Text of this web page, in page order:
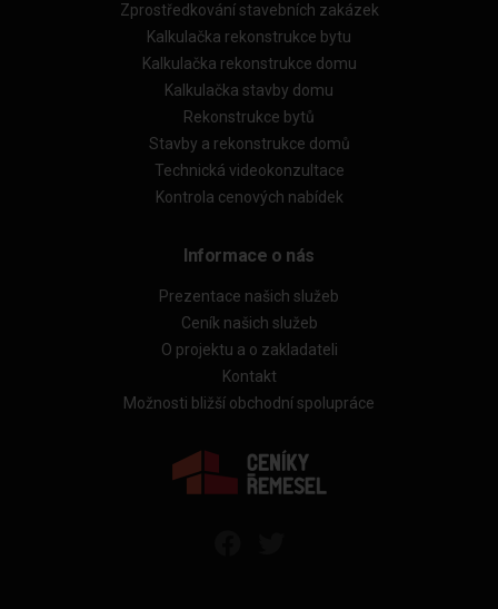
Zprostředkování stavebních zakázek
Kalkulačka rekonstrukce bytu
Kalkulačka rekonstrukce domu
Kalkulačka stavby domu
Rekonstrukce bytů
Stavby a rekonstrukce domů
Technická videokonzultace
Kontrola cenových nabídek
Informace o nás
Prezentace našich služeb
Ceník našich služeb
O projektu a o zakladateli
Kontakt
Možnosti bližší obchodní spolupráce